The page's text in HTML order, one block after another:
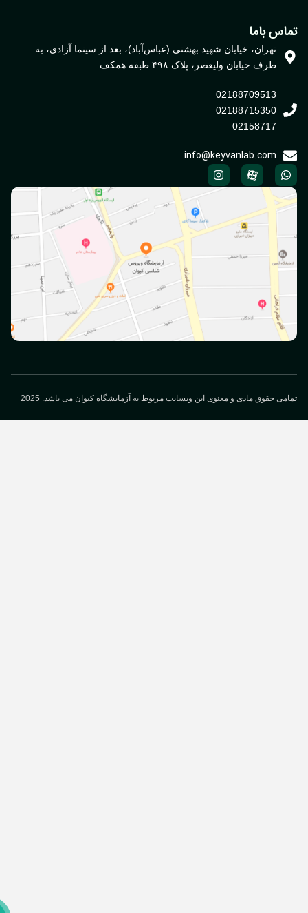
باما
تهران، خیابان شهید بهشتی (عباس‌آباد)، بعد از سینما آزادی، به
طرف خیابان ولیعصر، پلاک ۴۹۸ طبقه همکف
02188709513
02188715350
02158717
info@keyvanlab.com
حقوق مادی و معنوی این وبسایت مربوط به آزمایشگاه کیوان می باشد. 2025